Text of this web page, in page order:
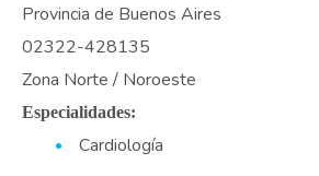
Provincia de Buenos Aires
02322-428135
Zona Norte / Noroeste
Especialidades:
Cardiología